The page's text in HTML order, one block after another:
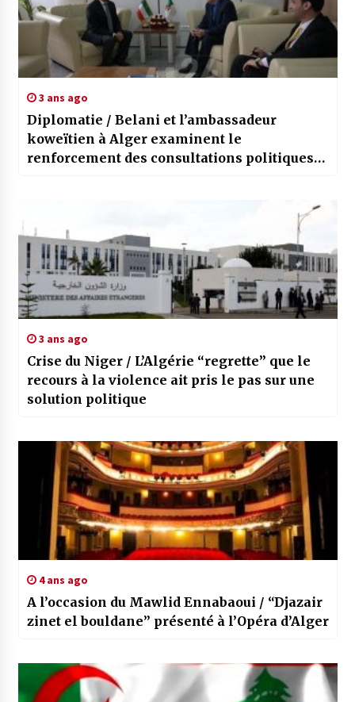
3 ans ago
Diplomatie / Belani et l’ambassadeur
koweïtien à Alger examinent le
renforcement des consultations politiques
3 ans ago
Crise du Niger / L’Algérie “regrette” que le
recours à la violence ait pris le pas sur une
solution politique
4 ans ago
A l’occasion du Mawlid Ennabaoui / “Djazair
zinet el bouldane” présenté à l’Opéra d’Alger